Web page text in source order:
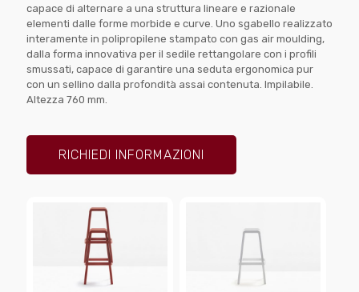
capace di alternare a una struttura lineare e razionale
elementi dalle forme morbide e curve. Uno sgabello realizzato
interamente in polipropilene stampato con gas air moulding,
dalla forma innovativa per il sedile rettangolare con i profili
smussati, capace di garantire una seduta ergonomica pur
con un sellino dalla profondità assai contenuta. Impilabile.
Altezza 760 mm.
RICHIEDI INFORMAZIONI